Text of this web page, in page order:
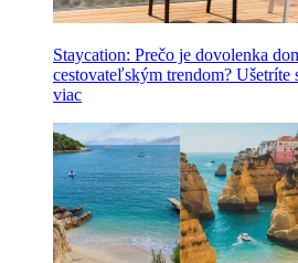
Staycation: Prečo je dovolenka
cestovateľským trendom? Ušetríte
viac